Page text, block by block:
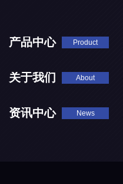
产品中心 Product
关于我们 About
资讯中心 News